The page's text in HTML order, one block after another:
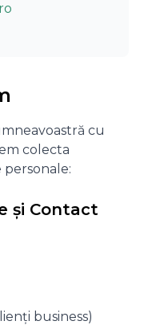
cu
colecta
și Contact
business)